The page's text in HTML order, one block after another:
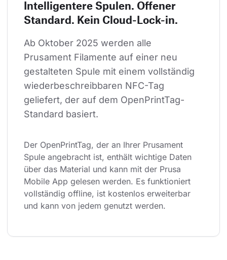
Intelligentere Spulen. Offener
Standard. Kein Cloud-Lock-in.
Ab Oktober 2025 werden alle
Prusament Filamente auf einer neu
gestalteten Spule mit einem vollständig
wiederbeschreibbaren NFC-Tag
geliefert, der auf dem OpenPrintTag-
Standard basiert.
Der OpenPrintTag, der an Ihrer Prusament
Spule angebracht ist, enthält wichtige Daten
über das Material und kann mit der Prusa
Mobile App gelesen werden. Es funktioniert
vollständig offline, ist kostenlos erweiterbar
und kann von jedem genutzt werden.